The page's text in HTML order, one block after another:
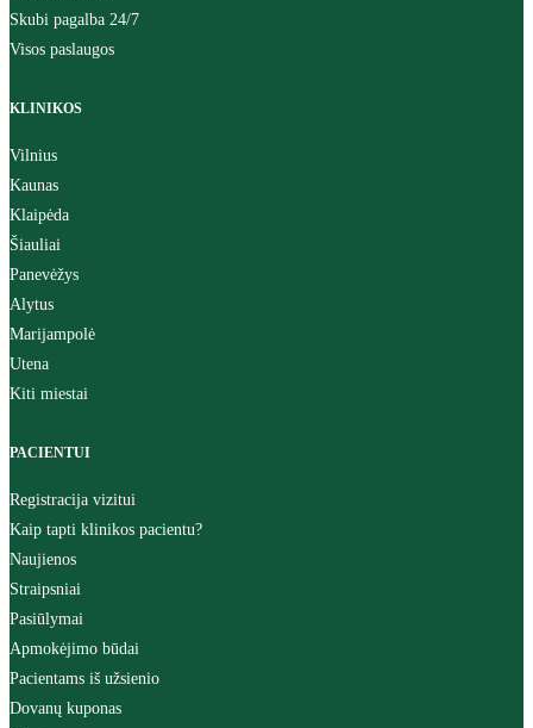
Skubi pagalba 24/7
Visos paslaugos
KLINIKOS
Vilnius
Kaunas
Klaipėda
Šiauliai
Panevėžys
Alytus
Marijampolė
Utena
Kiti miestai
PACIENTUI
Registracija vizitui
Kaip tapti klinikos pacientu?
Naujienos
Straipsniai
Pasiūlymai
Apmokėjimo būdai
Pacientams iš užsienio
Dovanų kuponas